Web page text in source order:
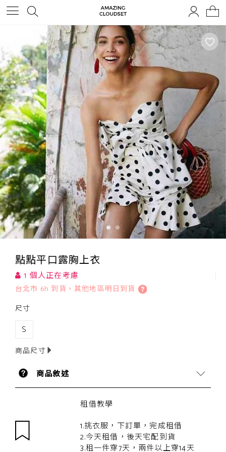
點點平口露胸上衣
1 個人正在考慮
台北市 6h 到貨，其他地區明日到貨
尺寸
S
商品尺寸
商品敘述
租借教學
1.挑衣服，下訂單，完成租借
2.今天租借，後天宅配到貨
3.租一件穿7天，兩件以上穿14天